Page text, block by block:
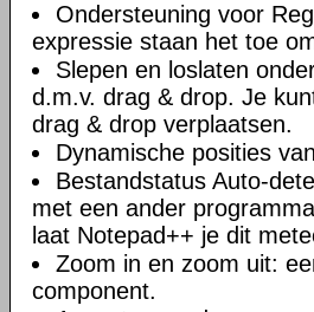
Ondersteuning voor
expressie staan het toe
Slepen en loslaten
d.m.v. drag & drop. Je
drag & drop verplaatsen.
Dynamische posities
Bestandstatus Auto-
met een ander
laat Notepad++ je dit
Zoom in en zoom uit:
component.